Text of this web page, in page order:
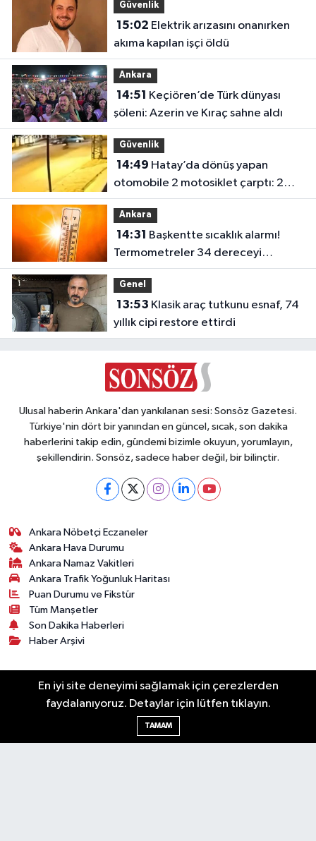
Güvenlik
15:02
akıma kapılan işçi öldü
Ankara
14:51
şöleni: Azerin ve Kıraç sahne aldı
Güvenlik
14:49
otomobile 2 motosiklet çarptı: 2
yaralı
Ankara
14:31
Termometreler 34 dereceyi
görecek
Genel
13:53
yıllık cipi restore ettirdi
Ulusal haberin Ankara'dan yankılanan sesi: Sonsöz Gazetesi.
Türkiye'nin dört bir yanından en güncel, sıcak, son dakika
haberlerini takip edin, gündemi bizimle okuyun, yorumlayın,
şekillendirin. Sonsöz, sadece haber değil, bir bilinçtir.
Ankara Nöbetçi Eczaneler
Ankara Hava Durumu
Ankara Namaz Vakitleri
Ankara Trafik Yoğunluk Haritası
Puan Durumu ve Fikstür
Tüm Manşetler
Son Dakika Haberleri
Haber Arşivi
Künye Ekonomi Gündem Yazarlar
Spor
Sonsöz Özel
En iyi site deneyimi sağlamak için çerezlerden
faydalanıyoruz. Detaylar için lütfen tıklayın.
TAMAM